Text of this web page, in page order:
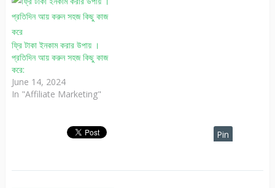
ফ্রি টাকা ইনকাম করার উপায় ।
প্রতিদিন আয় করুন সহজ কিছু কাজ
করে:
June 14, 2024
In "Affiliate Marketing"
Pin